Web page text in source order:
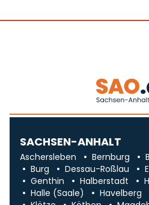
SACHSEN-ANHALT
Aschersleben Bernburg
Burg
Dessau-Roßlau
Genthin
Halberstadt
Halle (Saale)
Havelberg